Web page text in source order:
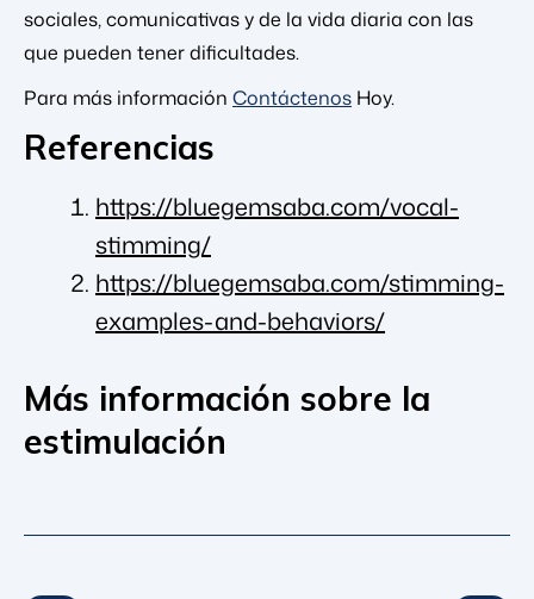
sociales, comunicativas y de la vida diaria con las
que pueden tener dificultades.
Para más información Contáctenos Hoy.
Referencias
https://bluegemsaba.com/vocal-
stimming/
https://bluegemsaba.com/stimming-
examples-and-behaviors/
Más información sobre la
estimulación